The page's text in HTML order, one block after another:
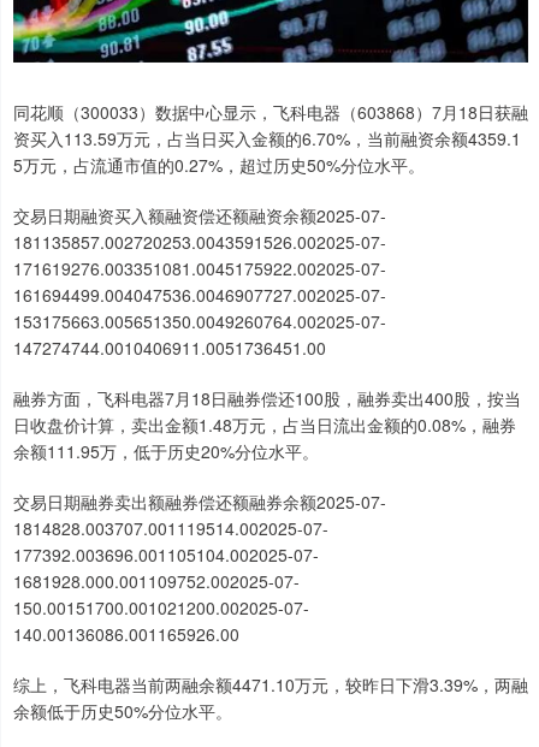
同花顺（300033）数据中心显示，飞科电器（603868）7月18日获融
资买入113.59万元，占当日买入金额的6.70%，当前融资余额4359.1
5万元，占流通市值的0.27%，超过历史50%分位水平。
交易日期融资买入额融资偿还额融资余额2025-07-
181135857.002720253.0043591526.002025-07-
171619276.003351081.0045175922.002025-07-
161694499.004047536.0046907727.002025-07-
153175663.005651350.0049260764.002025-07-
147274744.0010406911.0051736451.00
融券方面，飞科电器7月18日融券偿还100股，融券卖出400股，按当
日收盘价计算，卖出金额1.48万元，占当日流出金额的0.08%，融券
余额111.95万，低于历史20%分位水平。
交易日期融券卖出额融券偿还额融券余额2025-07-
1814828.003707.001119514.002025-07-
177392.003696.001105104.002025-07-
1681928.000.001109752.002025-07-
150.00151700.001021200.002025-07-
140.00136086.001165926.00
综上，飞科电器当前两融余额4471.10万元，较昨日下滑3.39%，两融
余额低于历史50%分位水平。